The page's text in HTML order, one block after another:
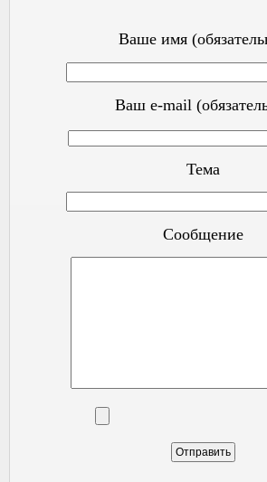
Ваше имя
Ваш e-mail
Тема
Сообщение